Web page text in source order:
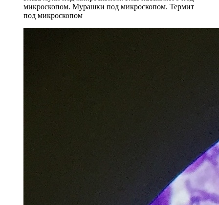
микроскопом. Мурашки под микроскопом. Термит
под микроскопом